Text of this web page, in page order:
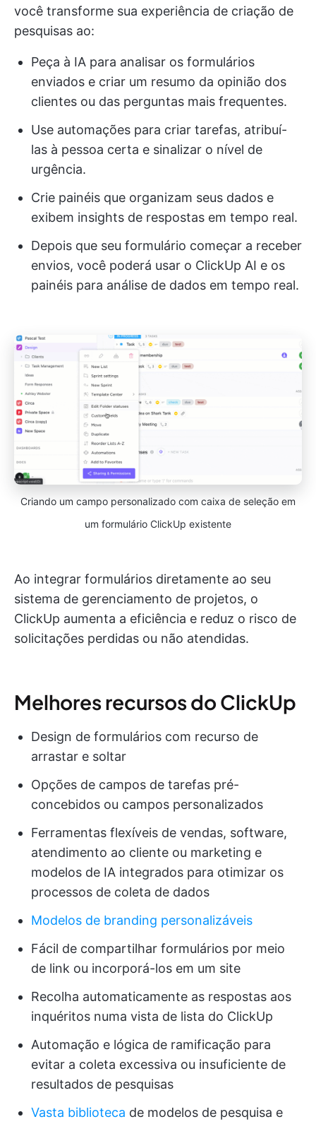
você transforme sua experiência de criação de
pesquisas ao:
Peça à IA para analisar os formulários
enviados e criar um resumo da opinião dos
clientes ou das perguntas mais frequentes.
Use automações para criar tarefas, atribuí-
las à pessoa certa e sinalizar o nível de
urgência.
Crie painéis que organizam seus dados e
exibem insights de respostas em tempo real.
Depois que seu formulário começar a receber
envios, você poderá usar o ClickUp AI e os
painéis para análise de dados em tempo real.
Criando um campo personalizado com caixa de seleção em
um formulário ClickUp existente
Ao integrar formulários diretamente ao seu
sistema de gerenciamento de projetos, o
ClickUp aumenta a eficiência e reduz o risco de
solicitações perdidas ou não atendidas.
Melhores recursos do ClickUp
Design de formulários com recurso de
arrastar e soltar
Opções de campos de tarefas pré-
concebidos ou campos personalizados
Ferramentas flexíveis de vendas, software,
atendimento ao cliente ou marketing e
modelos de IA integrados para otimizar os
processos de coleta de dados
Modelos de branding personalizáveis
Fácil de compartilhar formulários por meio
de link ou incorporá-los em um site
Recolha automaticamente as respostas aos
inquéritos numa vista de lista do ClickUp
Automação e lógica de ramificação para
evitar a coleta excessiva ou insuficiente de
resultados de pesquisas
Vasta biblioteca de modelos de pesquisa e